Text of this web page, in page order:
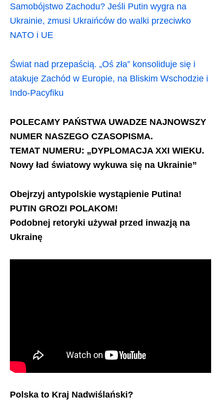
Samobójstwo Zachodu? Jeśli Putin wygra na
Ukrainie, zmusi Ukraińców do walki przeciwko
NATO i UE
Świat nad przepaścią. „Oś zła” konsoliduje się i
atakuje Zachód w Europie, na Bliskim Wschodzie i
Indo-Pacyfiku
POLECAMY PAŃSTWA UWADZE NAJNOWSZY
NUMER NASZEGO CZASOPISMA.
TEMAT NUMERU: „DYPLOMACJA XXI WIEKU.
Nowy ład światowy wykuwa się na Ukrainie”
Obejrzyj antypolskie wystąpienie Putina!
PUTIN GROZI POLAKOM!
Podobnej retoryki używał przed inwazją na
Ukrainę
Polska to Kraj Nadwiślański?